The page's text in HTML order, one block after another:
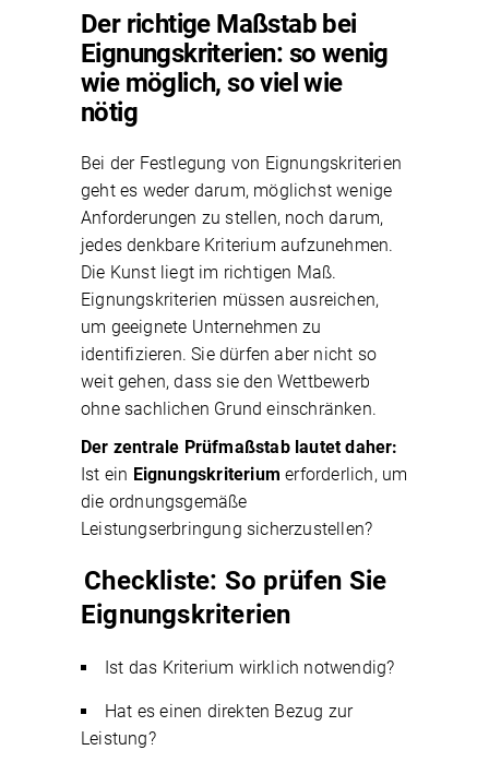
Der richtige Maßstab bei
Eignungskriterien: so wenig
wie möglich, so viel wie
nötig
Bei der Festlegung von Eignungskriterien
geht es weder darum, möglichst wenige
Anforderungen zu stellen, noch darum,
jedes denkbare Kriterium aufzunehmen.
Die Kunst liegt im richtigen Maß.
Eignungskriterien müssen ausreichen,
um geeignete Unternehmen zu
identifizieren. Sie dürfen aber nicht so
weit gehen, dass sie den Wettbewerb
ohne sachlichen Grund einschränken.
Der zentrale Prüfmaßstab lautet daher:
Ist ein Eignungskriteriumerforderlich, um
die ordnungsgemäße
Leistungserbringung sicherzustellen?
Checkliste: So prüfen Sie
Eignungskriterien
Ist das Kriterium wirklich notwendig?
Hat es einen direkten Bezug zur
Leistung?